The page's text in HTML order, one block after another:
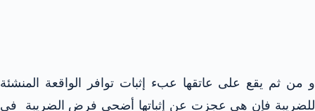
و من ثم يقع على عاتقها عبء إثبات توافر الواقعة المنشئة
للضريبة فإن هي عجزت عن إثباتها أضحى فرض الضريبة في